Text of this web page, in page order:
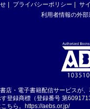
プライバシーポリシー サ
利用者情報の外
店・電子書籍配信サービスが
登録商標（登録番号 第
ちら。 https://aebs.or.jp/